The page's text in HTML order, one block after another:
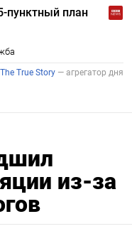
из-за